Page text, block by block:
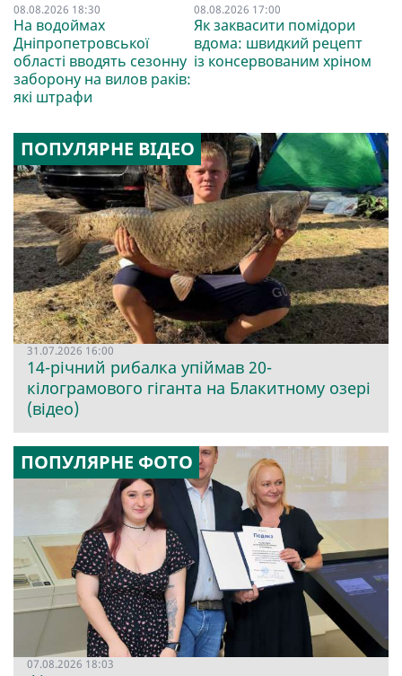
08.08.2026 18:30
На водоймах
Дніпропетровської
області вводять сезонну
заборону на вилов раків:
які штрафи
08.08.2026 17:00
Як заквасити помідори
вдома: швидкий рецепт
із консервованим хріном
ПОПУЛЯРНЕ ВІДЕО
31.07.2026 16:00
14-річний рибалка упіймав 20-
кілограмового гіганта на Блакитному озері
(відео)
ПОПУЛЯРНЕ ФОТО
07.08.2026 18:03